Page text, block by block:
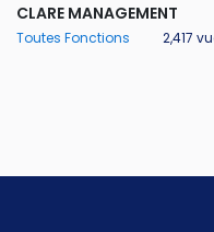
CLARE MANAGEMENT
Toutes Fonctions 2,417